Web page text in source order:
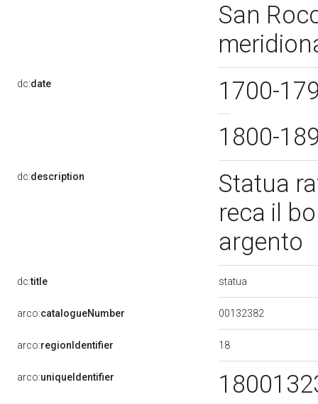
San
dc:date
1700-
1800-
dc:description
Statua
reca il
argento
dc:title statua
arco:catalogueNumber 00132382
arco:regionIdentifier 18
arco:uniqueIdentifier